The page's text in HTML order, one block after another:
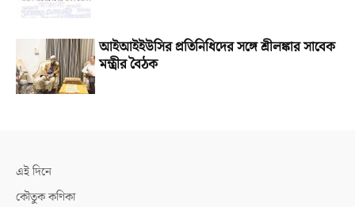
আইআইইউসির প্রতিনিধিদের সঙ্গে শ্রীলঙ্কার সাবেক
মন্ত্রীর বৈঠক
এই দিনে
কৌতুক কণিকা